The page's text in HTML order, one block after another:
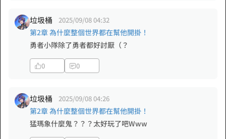
垃圾桶 2025/09/08 04:32
第2章 為什麼整個世界都在幫他開掛！
勇者小隊除了勇者都好討厭（？
0 0
垃圾桶 2025/09/08 04:26
第2章 為什麼整個世界都在幫他開掛！
猛瑪象什麼鬼？？？太好玩了吧Www